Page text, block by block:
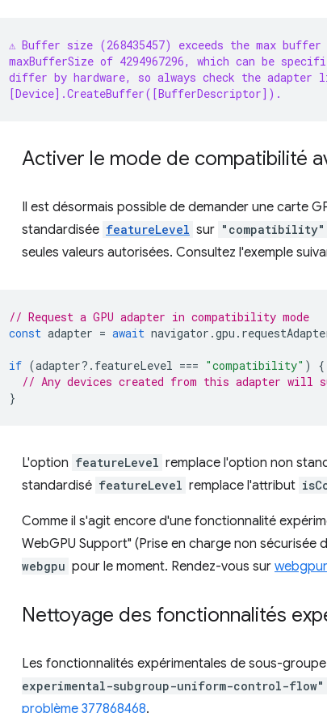
⚠️ Buffer size (268435457) exceeds the max
maxBufferSize of 4294967296, which can be
differ by hardware, so always check the
[Device].CreateBuffer([BufferDescriptor]).
Activer le mode de compatibilité
Il est désormais possible de demander une carte
standardisée featureLevel sur "compatibility"
seules valeurs autorisées. Consultez l'exemple
// Request a GPU adapter in compatibility mode
const adapter = await navigator .gpu .
if (adapter? . featureLevel === "compatibility" )
{
// Any devices created from this adapter will
}
L'option featureLevel remplace l'option non
standardisé featureLevel remplace l'attribut
Comme il s'agit encore d'une fonctionnalité
WebGPU Support" (Prise en charge non sécurisée
webgpu pour le moment. Rendez-vous sur
Nettoyage des fonctionnalités
Les fonctionnalités expérimentales de sous-groupe
experimental-subgroup-uniform-control-flow"
problème 377868468.